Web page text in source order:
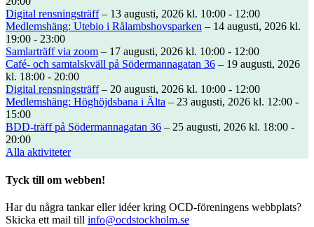
Digital rensningsträff– 13 augusti, 2026 kl. 10:00 - 12:00
Medlemshäng: Utebio i Rålambshovsparken – 14 augusti, 2026 kl.
19:00 - 23:00
Samlarträff via zoom – 17 augusti, 2026 kl. 10:00 - 12:00
Café- och samtalskväll på Södermannagatan 36 – 19 augusti, 2026
kl. 18:00 - 20:00
Digital rensningsträff– 20 augusti, 2026 kl. 10:00 - 12:00
Medlemshäng: Höghöjdsbana i Älta – 23 augusti, 2026 kl. 12:00 -
15:00
BDD-träff på Södermannagatan 36 – 25 augusti, 2026 kl. 18:00 -
20:00
Alla aktiviteter
Tyck till om webben!
Har du några tankar eller idéer kring OCD-föreningens webbplats?
Skicka ett mail till info@ocdstockholm.se